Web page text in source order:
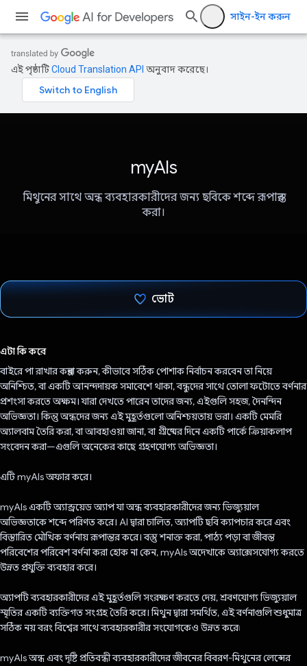
সাইন-ইন করুন
এই পৃষ্ঠাটিCloud Translation API অনুবাদ করেছে।
myAIs
মিথুনের সাথে অন্ধ ব্যবহারকারীদের জন্য ছবিকে শব্দে রূপান্তর
করা।
ভোট
এটা কি করে
বাইরে পা রাখার কল্পনা করুন, কীভাবে সঠিক পোশাক নির্বাচন করবেন তা নিয়ে
অনিশ্চিত, বা একটি আনন্দদায়ক সমাবেশে থাকা, বন্ধুদের সাথে তোলা ফটোতে বর্ণনার
প্রশংসা করতে অক্ষম। যারা দেখতে পারেন তাদের জন্য, এইগুলি সহজ, দৈনন্দিন
অভিজ্ঞতা। কিন্তু অন্ধদের জন্য এই মুহূর্তগুলো অনিশ্চয়তায় ভরা। একটি মেমরি
অ্যালবাম তৈরি করা, বা আবহাওয়া জানা, বা গ্রীষ্মের দিনে একটি পার্কে ক্রিয়াকলাপ
সংবেদন করা—এগুলি অনেকের কাছে গ্রহণযোগ্য অভিজ্ঞতা।
এটি myAIs অফার করে।
myAIs একটি অ্যান্ড্রয়েড অ্যাপ যা অন্ধ ব্যবহারকারীদের জন্য ভিজ্যুয়াল
অভিজ্ঞতাকে শব্দে পরিণত করে। AI দ্বারা চালিত, অ্যাপটি ছবি ক্যাপচার করে এবং
বিস্তারিত মৌখিক বর্ণনায় রূপান্তর করে। বস্তু শনাক্ত করা, পাঠ্য পড়া বা জীবন্ত
পরিবেশের পরিবেশ বর্ণনা করা হোক না কেন, myAIs অদেখাকে অ্যাক্সেসযোগ্য করতে
উন্নত প্রযুক্তি ব্যবহার করে।
অ্যাপটি ব্যবহারকারীদের এই মুহূর্তগুলি সংরক্ষণ করতে দেয়, শ্রবণযোগ্য ভিজ্যুয়াল
স্মৃতির একটি ব্যক্তিগত সংগ্রহ তৈরি করে। মিথুন দ্বারা সমর্থিত, এই বর্ণনাগুলি শুধুমাত্র
সঠিক নয় বরং বিশ্বের সাথে ব্যবহারকারীর সংযোগকেও উন্নত করে৷
myAIs অন্ধ এবং দৃষ্টি প্রতিবন্ধী ব্যবহারকারীদের জীবনের বিবরণ-মিথুনের লেন্সের